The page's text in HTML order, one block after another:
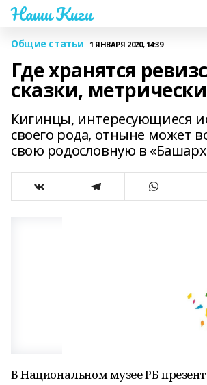
Наши Киги
Общие статьи 1 ЯНВАРЯ 2020, 14:39
Где хранятся
сказки,
Кигинцы, интересующиеся
своего рода, отныне может
свою родословную в
В Национальном музее РБ